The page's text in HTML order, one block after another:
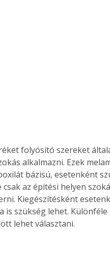
folyósító szereket
alkalmazni. Ezek
bázisú, esetenként
csak az építési helyen
Kiegészítésként
is szükség lehet.
lehet választani.